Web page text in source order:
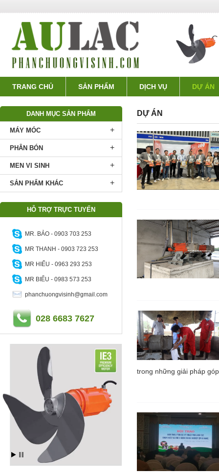
TRANG CHỦ SẢN PHẨM DỊCH VỤ DỰ ÁN
DỰ ÁN
trong những giải pháp
DANH MỤC SẢN PHẨM
MÁY MÓC +
PHÂN BÓN +
MEN VI SINH +
SẢN PHẨM KHÁC +
HỖ TRỢ TRỰC TUYẾN
MR. BẢO - 0903 703 253
MR THANH - 0903 723 253
MR HIẾU - 0963 293 253
MR BIỂU - 0983 573 253
phanchuongvisinh@gmail.com
028 6683 7627